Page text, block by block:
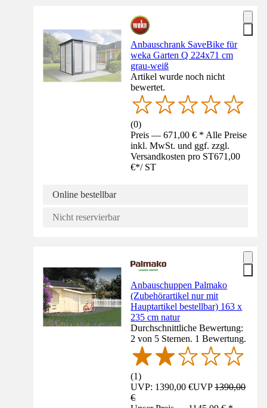
Anbauschrank SaveBike für
weka Garten Q 224x71 cm
grau-weiß
Artikel wurde noch nicht
bewertet.
(0)
Preis — 671,00 € * Alle Preise
inkl. MwSt. und ggf. zzgl.
Versandkosten pro ST671,00
€*/ ST
Online bestellbar
Nicht reservierbar
Anbauschuppen Palmako
(Zubehörartikel nur mit
Hauptartikel bestellbar) 163 x
235 cm natur
Durchschnittliche Bewertung:
2 von 5 Sternen. 1 Bewertung.
(1)
UVP: 1390,00 €UVP1390,00
€